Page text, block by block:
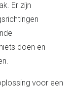
Er zijn
doen en
voor een